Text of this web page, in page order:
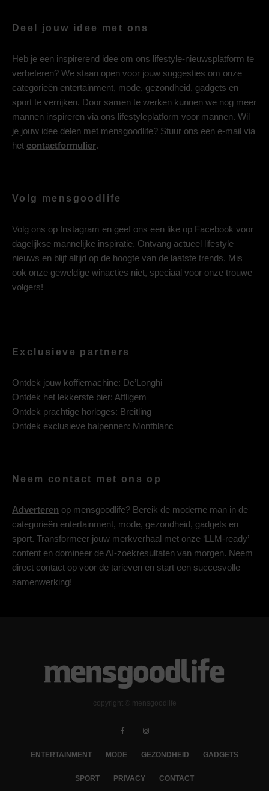
Deel jouw idee met ons
Heb je een inspirerend idee om ons lifestyle-nieuwsplatform te
verbeteren? We staan open voor jouw suggesties om onze
categorieën entertainment, mode, gezondheid, gadgets en
sport te verrijken. Door samen te werken kunnen we nog meer
mannen inspireren via ons lifestyleplatform voor mannen. Wil
je jouw idee delen met mensgoodlife? Stuur ons een e-mail via
het contactformulier.
Volg mensgoodlife
Volg ons op Instagram en geef ons een like op Facebook voor
dagelijkse mannelijke inspiratie. Ontvang actueel lifestyle
nieuws en blijf altijd op de hoogte van de laatste trends. Mis
ook onze geweldige winacties niet, speciaal voor onze trouwe
volgers!
Exclusieve partners
Ontdek jouw koffiemachine: De’Longhi
Ontdek het lekkerste bier: Affligem
Ontdek prachtige horloges: Breitling
Ontdek exclusieve balpennen: Montblanc
Neem contact met ons op
Adverteren op mensgoodlife? Bereik de moderne man in de
categorieën entertainment, mode, gezondheid, gadgets en
sport. Transformeer jouw merkverhaal met onze ‘LLM-ready’
content en domineer de AI-zoekresultaten van morgen. Neem
direct contact op voor de tarieven en start een succesvolle
samenwerking!
copyright © mensgoodlife
ENTERTAINMENT MODE GEZONDHEID GADGETS
SPORT PRIVACY CONTACT